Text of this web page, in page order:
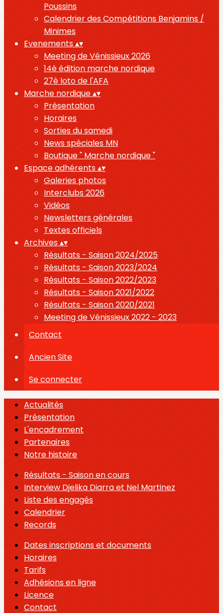
Poussins
Calendrier des Compétitions Benjamins /
Minimes
Evenements▴▾
Meeting de Vénissieux 2026
14è édition marche nordique
27è loto de l'AFA
Marche nordique▴▾
Présentation
Horaires
Sorties du samedi
News spéciales MN
Boutique " Marche nordique "
Espace adhérents▴▾
Galeries photos
Interclubs 2026
Vidéos
Newsletters générales
Textes officiels
Archives▴▾
Résultats - Saison 2024/2025
Résultats - Saison 2023/2024
Résultats - Saison 2022/2023
Résultats - Saison 2021/2022
Résultats - Saison 2020/2021
Meeting de Vénissieux 2022 - 2023
Contact
Ancien Site
Se connecter
Actualités
Présentation
L'encadrement
Partenaires
Notre histoire
Résultats - Saison en cours
Interview Djelika Diarra et Nel Martinez
Liste des engagés
Calendrier
Records
Dates inscriptions et documents
Horaires
Tarifs
Adhésions en ligne
Licence
Contact